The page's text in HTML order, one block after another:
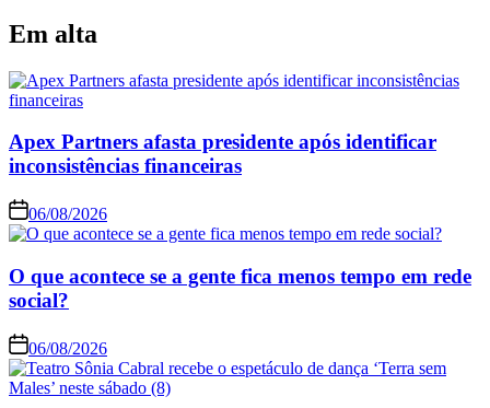
Em alta
Apex Partners afasta presidente após identificar
inconsistências financeiras
06/08/2026
O que acontece se a gente fica menos tempo em rede
social?
06/08/2026